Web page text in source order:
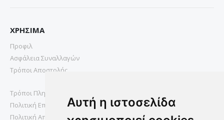
Αυτή η ιστοσελίδα
ΧΡΗΣΙΜΑ
Προφιλ
Ασφάλεια Συναλλαγών
Τρόποι Αποστολής
Τρόποι Πληρωμής
Πολιτική Επιστροφών
Πολιτική Απορρήτου